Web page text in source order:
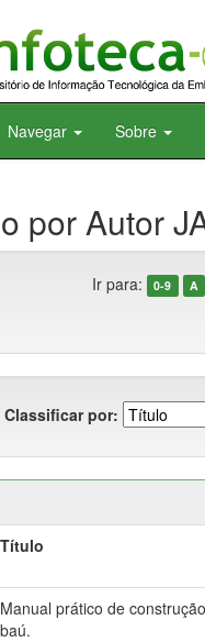
Navegar Sobre
por Autor
Ir para: 0-9 A
Classificar por:
Título
Manual prático de
baú.